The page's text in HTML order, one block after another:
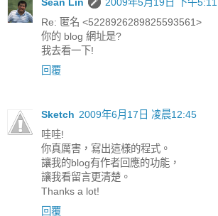
Sean Lin
2009年5月19日 下午5:11
Re: 匿名 <5228926289825593561>
你的 blog 網址是?
我去看一下!
回覆
Sketch 2009年6月17日 凌晨12:45
哇哇!
你真厲害，寫出這樣的程式。
讓我的blog有作者回應的功能，
讓我看留言更清楚。
Thanks a lot!
回覆